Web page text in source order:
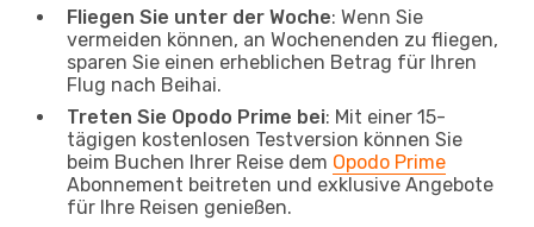
Fliegen Sie unter der Woche: Wenn Sie
vermeiden können, an Wochenenden zu fliegen,
sparen Sie einen erheblichen Betrag für Ihren
Flug nach Beihai.
Treten Sie Opodo Prime bei: Mit einer 15-
tägigen kostenlosen Testversion können Sie
beim Buchen Ihrer Reise dem Opodo Prime
Abonnement beitreten und exklusive Angebote
für Ihre Reisen genießen.